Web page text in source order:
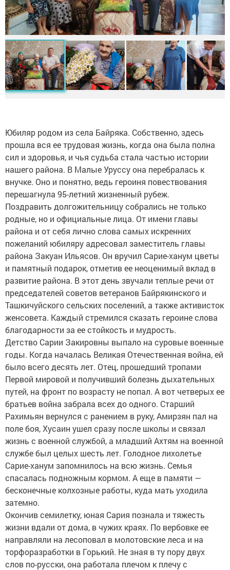
Юбиляр родом из села Байряка. Собственно, здесь
прошла вся ее трудовая жизнь, когда она была полна
сил и здоровья, и чья судьба стала частью истории
нашего района. В Малые Уруссу она перебралась к
внучке. Оно и понятно, ведь героиня повествования
перешагнула 95-летний жизненный рубеж.
Поздравить долгожительницу собрались не только
родные, но и официальные лица. От имени главы
района и от себя лично слова самых искренних
пожеланий юбиляру адресовал заместитель главы
района Закуан Ильясов. Он вручил Сарие-ханум цветы
и памятный подарок, отметив ее неоценимый вклад в
развитие района. В этот день звучали теплые речи от
председателей советов ветеранов Байрякинского и
Ташкичуйского сельских поселений, а также активисток
женсовета. Каждый стремился сказать героине слова
благодарности за ее стойкость и мудрость.
Детство Сарии Закировны выпало на суровые военные
годы. Когда началась Великая Отечественная война, ей
было всего десять лет. Отец, прошедший тропами
Первой мировой и получивший болезнь дыхательных
путей, на фронт по возрасту не попал. А вот четверых ее
братьев война забрала всех до одного. Старший
Рахимьян вернулся с ранением в руку, Амирзян пал на
поле боя, Хусаин ушел сразу после школы и связал
жизнь с военной службой, а младший Ахтям на военной
службе был целых шесть лет. Голодное лихолетье
Сарие-ханум запомнилось на всю жизнь. Семья
спасалась подножным кормом. А еще в памяти —
бесконечные колхозные работы, куда мать уходила
затемно.
Окончив семилетку, юная Сария познала и тяжесть
жизни вдали от дома, в чужих краях. По вербовке ее
направляли на лесоповал в молотовские леса и на
торфоразработки в Горький. Не зная в ту пору двух
слов по-русски, она работала плечом к плечу с